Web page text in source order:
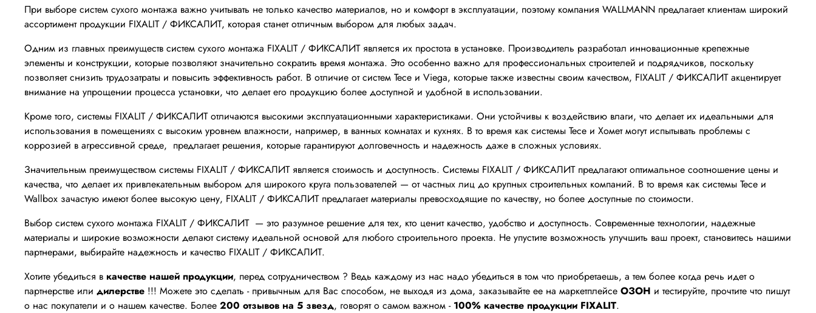
При выборе систем сухого монтажа важно учитывать не только качество материалов, но и комфорт в эксплуатации, поэтому компания WALLMANN предлагает клиентам широкий
ассортимент продукции FIXALIT / ФИКСАЛИТ, которая станет отличным выбором для любых задач.
Одним из главных преимуществ систем сухого монтажа FIXALIT / ФИКСАЛИТ является их простота в установке. Производитель разработал инновационные крепежные
элементы и конструкции, которые позволяют значительно сократить время монтажа. Это особенно важно для профессиональных строителей и подрядчиков, поскольку
позволяет снизить трудозатраты и повысить эффективность работ. В отличие от систем Тесе и Viega, которые также известны своим качеством, FIXALIT / ФИКСАЛИТ акцентирует
внимание на упрощении процесса установки, что делает его продукцию более доступной и удобной в использовании.
Кроме того, системы FIXALIT / ФИКСАЛИТ отличаются высокими эксплуатационными характеристиками. Они устойчивы к воздействию влаги, что делает их идеальными для
использования в помещениях с высоким уровнем влажности, например, в ванных комнатах и кухнях. В то время как системы Tece и Хомет могут испытывать проблемы с
коррозией в агрессивной среде, предлагает решения, которые гарантируют долговечность и надежность даже в сложных условиях.
Значительным преимуществом системы FIXALIT / ФИКСАЛИТ является стоимость и доступность. Системы FIXALIT / ФИКСАЛИТ предлагают оптимальное соотношение цены и
качества, что делает их привлекательным выбором для широкого круга пользователей — от частных лиц до крупных строительных компаний. В то время как системы Tece и
Wallbox зачастую имеют более высокую цену, FIXALIT / ФИКСАЛИТ предлагает материалы превосходящие по качеству, но более доступные по стоимости.
Выбор систем сухого монтажа FIXALIT / ФИКСАЛИТ — это разумное решение для тех, кто ценит качество, удобство и доступность. Современные технологии, надежные
материалы и широкие возможности делают систему идеальной основой для любого строительного проекта. Не упустите возможность улучшить ваш проект, становитесь нашими
партнерами, выбирайте надежность и качество FIXALIT / ФИКСАЛИТ.
Хотите убедиться в качестве нашей продукции, перед сотрудничеством ? Ведь каждому из нас надо убедиться в том что приобретаешь, а тем более когда речь идет о
партнерстве или дилерстве !!! Можете это сделать - привычным для Вас способом, не выходя из дома, заказывайте ее на маркетплейсе ОЗОН и тестируйте, прочтите что пишут
о нас покупатели и о нашем качестве. Более 200 отзывов на 5 звезд, говорят о самом важном - 100% качестве продукции FIXALIT.